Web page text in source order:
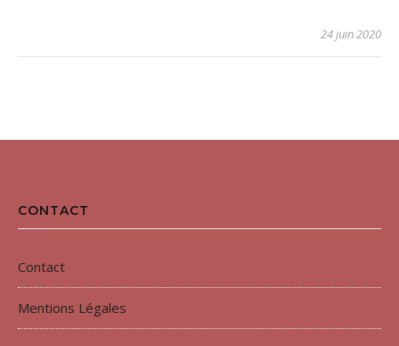
24 juin 2020
CONTACT
Contact
Mentions Légales